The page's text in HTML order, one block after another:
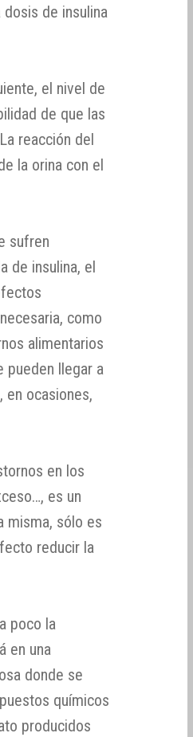
de insulina
el nivel de
de que las
reacción del
la orina con el
sufren
de insulina, el
como
alimentarios
pueden llegar a
en ocasiones,
en los
es un
misma, sólo es
reducir la
poco la
en una
donde se
químicos
producidos